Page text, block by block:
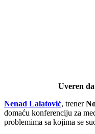
Uveren
Nenad Lalatović, trener
domaću konferenciju za
problemima sa kojima se